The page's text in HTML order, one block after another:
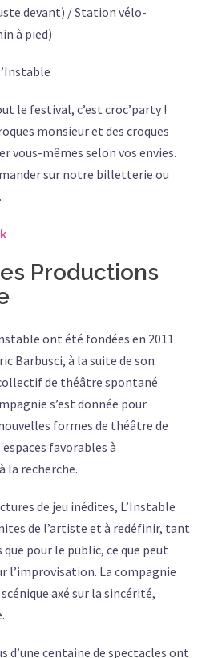
devant) / Station vélo-
à pied)
le festival, c’est croc’party !
monsieur et des croques
vous-mêmes selon vos envies.
sur notre billetterie ou
Productions
ont été fondées en 2011
Barbusci, à la suite de son
de théâtre spontané
s’est donnée pour
formes de théâtre de
favorables à
la recherche.
de jeu inédites, L’Instable
de l’artiste et à redéfinir, tant
pour le public, ce que peut
l’improvisation. La compagnie
axé sur la sincérité,
d’une centaine de spectacles ont